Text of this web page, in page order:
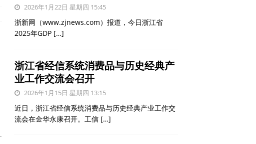
2026年1月22日 星期四 15:45
浙新网（www.zjnews.com）报道，今日浙江省
2025年GDP […]
浙江省经信系统消费品与历史经典产
业工作交流会召开
2026年1月15日 星期四 13:15
近日，浙江省经信系统消费品与历史经典产业工作交
流会在金华永康召开。工信 […]